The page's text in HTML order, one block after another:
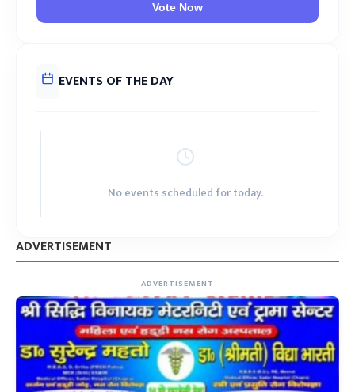
Vote Now
EVENTS OF THE DAY
No events scheduled for today.
ADVERTISEMENT
ADVERTISEMENT